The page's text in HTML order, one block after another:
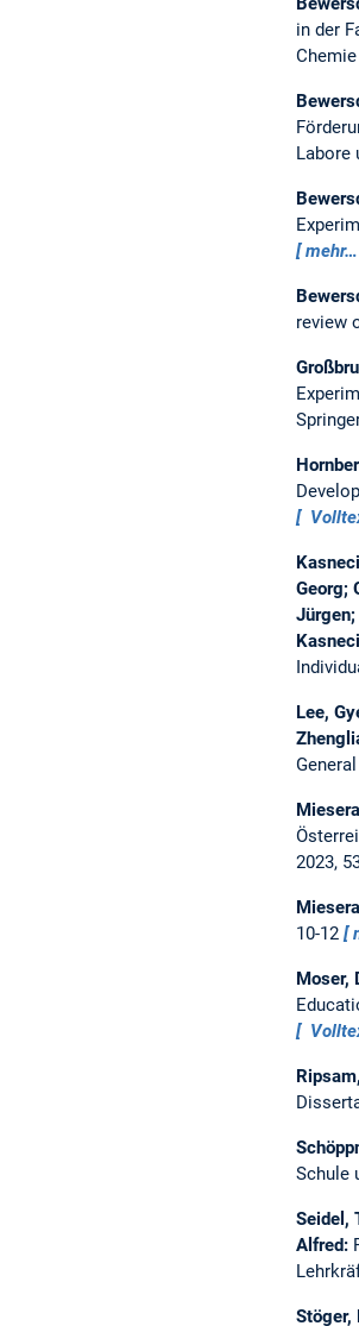
in der
Labore
mehr…
review
Georg;
Lee,
2023,
10-12
Moser,
Schule
Seidel,
Alfred:
Stöger,